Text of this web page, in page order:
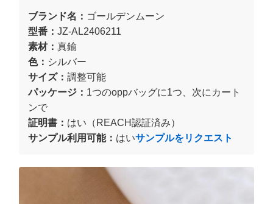
ブランド名： ゴールデンムーン
型番： JZ-AL2406211
素材： 真鍮
色： シルバー
サイズ： 調整可能
パッケージ： 1つのoppバッグに1つ、次にカート
ンで
証明書： はい（REACH認証済み）
サンプル利用可能： はいサンプルをリクエスト